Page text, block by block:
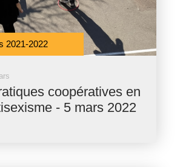
2021-2022
coopératives en
- 5 mars 2022